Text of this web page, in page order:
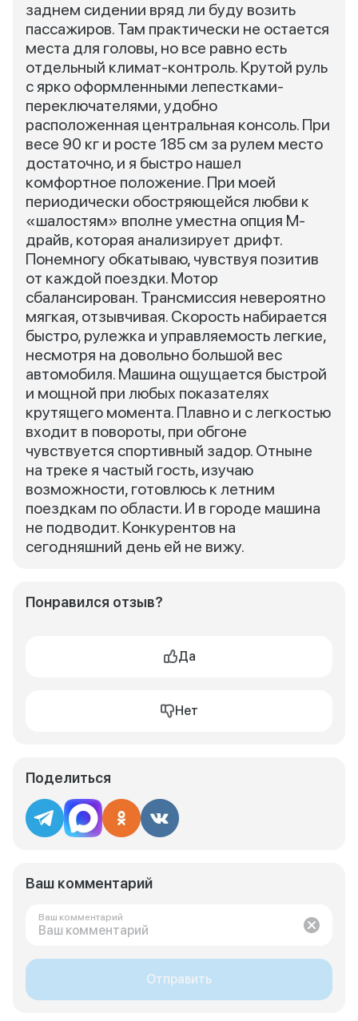
заднем сидении вряд ли буду возить
пассажиров. Там практически не остается
места для головы, но все равно есть
отдельный климат-контроль. Крутой руль
с ярко оформленными лепестками-
переключателями, удобно
расположенная центральная консоль. При
весе 90 кг и росте 185 см за рулем место
достаточно, и я быстро нашел
комфортное положение. При моей
периодически обостряющейся любви к
«шалостям» вполне уместна опция М-
драйв, которая анализирует дрифт.
Понемногу обкатываю, чувствуя позитив
от каждой поездки. Мотор
сбалансирован. Трансмиссия невероятно
мягкая, отзывчивая. Скорость набирается
быстро, рулежка и управляемость легкие,
несмотря на довольно большой вес
автомобиля. Машина ощущается быстрой
и мощной при любых показателях
крутящего момента. Плавно и с легкостью
входит в повороты, при обгоне
чувствуется спортивный задор. Отныне
на треке я частый гость, изучаю
возможности, готовлюсь к летним
поездкам по области. И в городе машина
не подводит. Конкурентов на
сегодняшний день ей не вижу.
Понравился отзыв?
Да
Нет
Поделиться
Ваш комментарий
Ваш комментарий
Отправить